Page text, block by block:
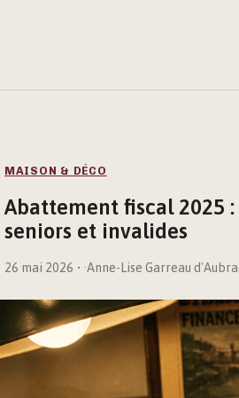
MAISON & DÉCO
Abattement fiscal 2025
seniors et invalides
26 mai 2026 ·Anne-Lise Garreau